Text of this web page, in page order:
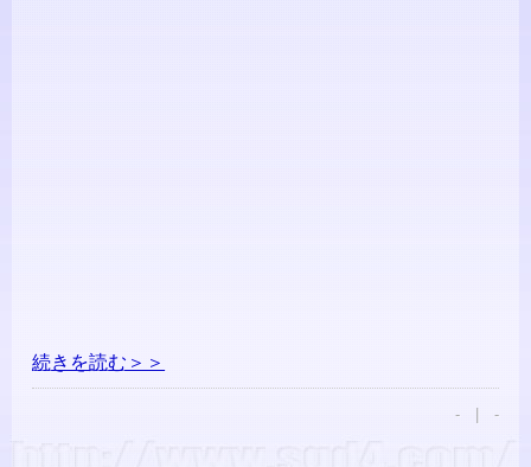
続きを読む＞＞
- | -